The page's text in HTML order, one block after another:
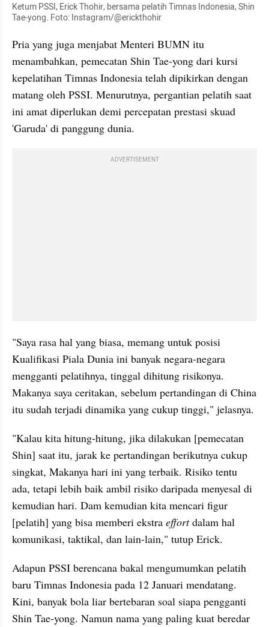
Ketum PSSI, Erick Thohir, bersama pelatih Timnas Indonesia, Shin
Tae-yong. Foto: Instagram/@erickthohir
Pria yang juga menjabat Menteri BUMN itu
menambahkan, pemecatan Shin Tae-yong dari kursi
kepelatihan Timnas Indonesia telah dipikirkan dengan
matang oleh PSSI. Menurutnya, pergantian pelatih saat
ini amat diperlukan demi percepatan prestasi skuad
'Garuda' di panggung dunia.
ADVERTISEMENT
"Saya rasa hal yang biasa, memang untuk posisi
Kualifikasi Piala Dunia ini banyak negara-negara
mengganti pelatihnya, tinggal dihitung risikonya.
Makanya saya ceritakan, sebelum pertandingan di China
itu sudah terjadi dinamika yang cukup tinggi," jelasnya.
"Kalau kita hitung-hitung, jika dilakukan [pemecatan
Shin] saat itu, jarak ke pertandingan berikutnya cukup
singkat, Makanya hari ini yang terbaik. Risiko tentu
ada, tetapi lebih baik ambil risiko daripada menyesal di
kemudian hari. Dam kemudian kita mencari figur
[pelatih] yang bisa memberi ekstra effort dalam hal
komunikasi, taktikal, dan lain-lain," tutup Erick.
Adapun PSSI berencana bakal mengumumkan pelatih
baru Timnas Indonesia pada 12 Januari mendatang.
Kini, banyak bola liar bertebaran soal siapa pengganti
Shin Tae-yong. Namun nama yang paling kuat beredar